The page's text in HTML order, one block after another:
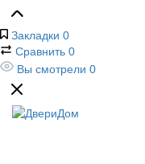
Закладки 0
Сравнить 0
Вы смотрели 0